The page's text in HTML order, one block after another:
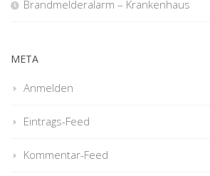
Brandmelderalarm – Krankenhaus
META
Anmelden
Eintrags-Feed
Kommentar-Feed